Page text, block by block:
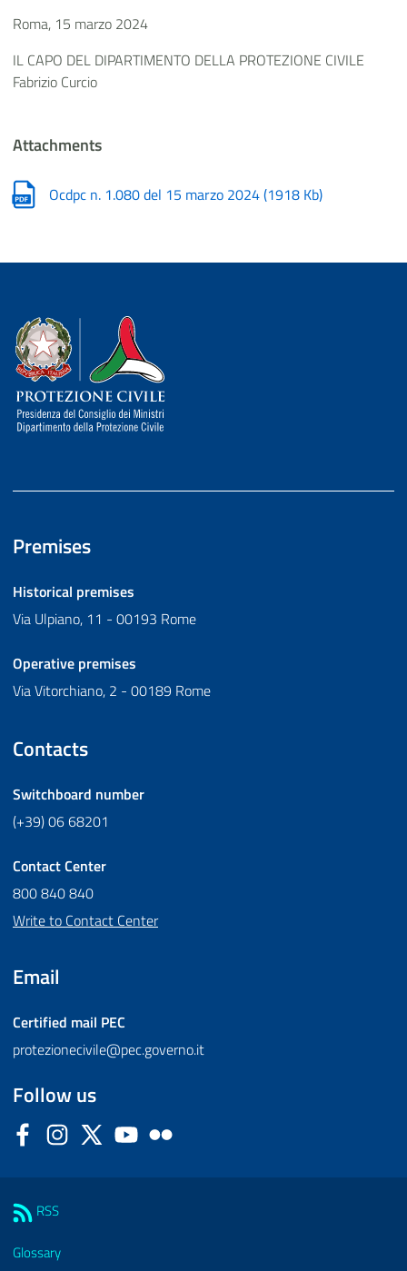
Roma, 15 marzo 2024
IL CAPO DEL DIPARTIMENTO DELLA PROTEZIONE CIVILE
Fabrizio Curcio
Attachments
Ocdpc n. 1.080 del 15 marzo 2024(1918 Kb)
Dipartimento della Protezione Civile
Premises
Historical premises
Via Ulpiano, 11 - 00193 Rome
Operative premises
Via Vitorchiano, 2 - 00189 Rome
Contacts
Switchboard number
(+39) 06 68201
Contact Center
800 840 840
Write to Contact Center
Email
Certified mail PEC
protezionecivile@pec.governo.it
Follow us
FacebookInstagram
Twitter YouTube
RSS
Glossary